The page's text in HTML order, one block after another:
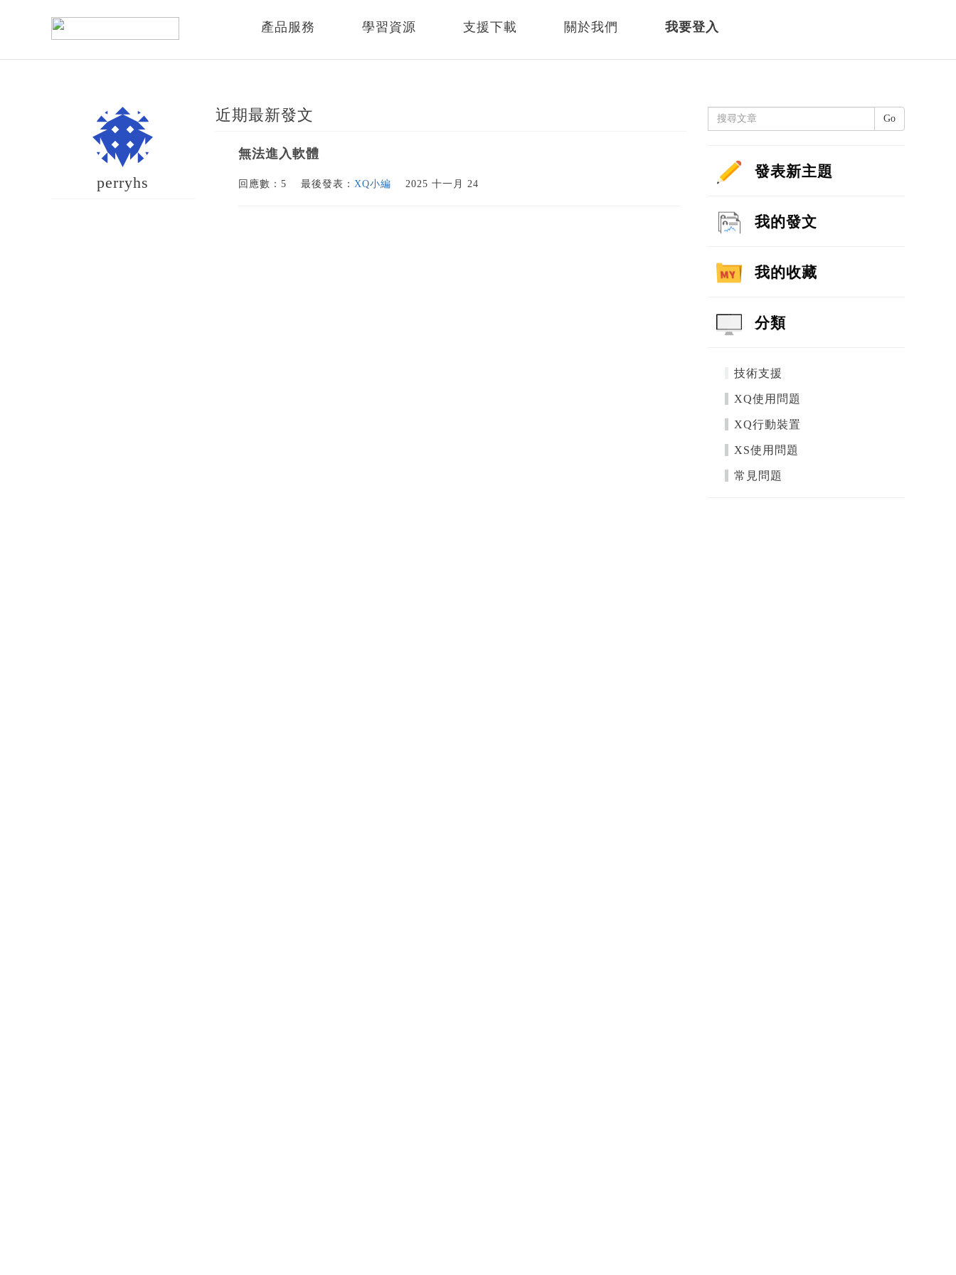
產品服務 學習資源 支援下載 關於我們 我要登入
perryhs
近期最新發文
無法進入軟體
回應數：5 最後發表： XQ小編 2025 十一月 24
Go
發表新主題
我的發文
我的收藏
分類
技術支援
XQ使用問題
XQ行動裝置
XS使用問題
常見問題